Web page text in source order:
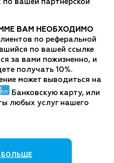
по вашей партнерской
ВАМ НЕОБХОДИМО
по реферальной
по вашей ссылке
за вами пожизненно, и
получать 10%.
может выводиться на
Банковскую карту, или
любых услуг нашего
БОЛЬШЕ